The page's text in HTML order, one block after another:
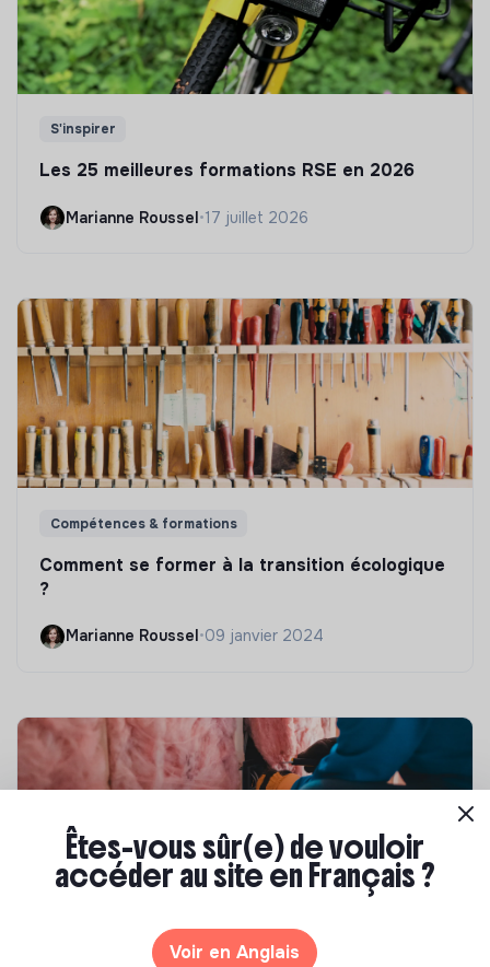
S'inspirer
Les 25 meilleures formations RSE en 2026
Marianne Roussel•17 juillet 2026
Compétences & formations
Comment se former à la transition écologique
?
Marianne Roussel •09 janvier 2024
Compétences & formations
Êtes-vous sûr(e) de vouloir
accéder au site en Français ?
Voir en Anglais